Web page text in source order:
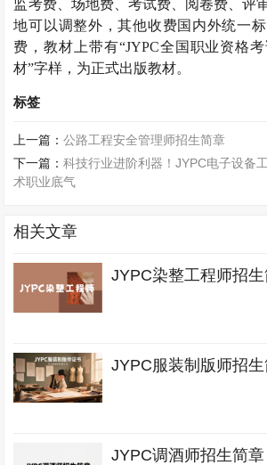
监考费、场地费、考试费、阅卷费、评
地可以调整外，其他收费国内外统一
费，教材上带有“JYPC全国职业资格
材”字样，为正式出版教材。
标签
上一篇：公路工程安全管理师招生简章
下一篇：科技行业进阶利器！JYPC电子设备
术职业底气
相关文章
JYPC染整工程师招
JYPC服装制版师招
JYPC调酒师招生简章